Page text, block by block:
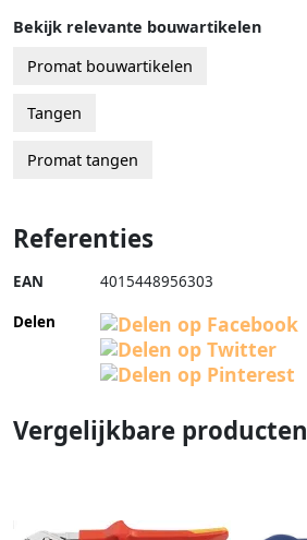
Bekijk relevante bouwartikelen
Promat bouwartikelen
Tangen
Promat tangen
Referenties
EAN 4015448956303
Delen
Vergelijkbare producten